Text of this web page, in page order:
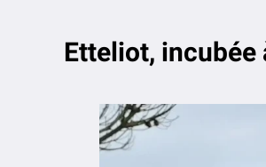
Etteliot,